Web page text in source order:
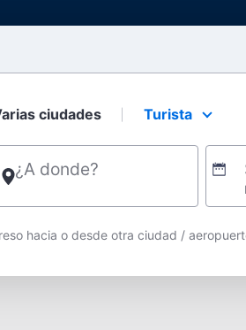
ciudades Select your
Turista
¿A donde?
o vuelos directos
hacia o desde otra ciudad /